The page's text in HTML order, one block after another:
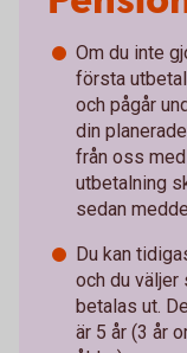
Om du inte
första
och pågår
din
från oss
utbetalning
sedan
Du kan
och du väljer
betalas ut.
är 5 år (3 år